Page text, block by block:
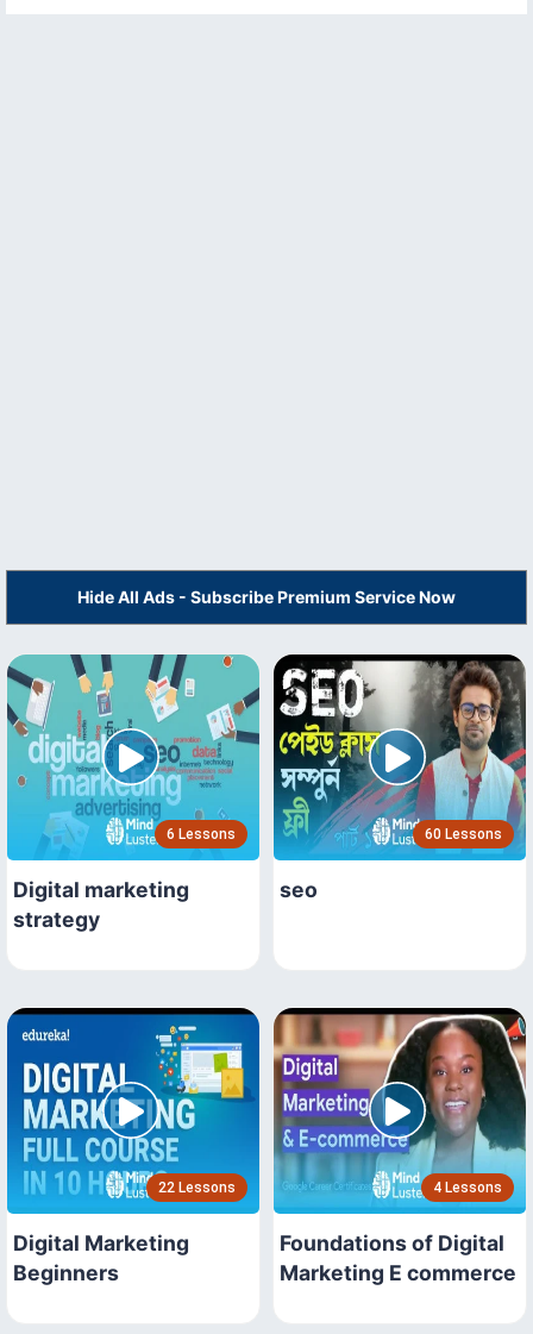
Hide All Ads - Subscribe Premium Service Now
6 Lessons
Digital marketing
strategy
60 Lessons
seo
22 Lessons
Digital Marketing
Beginners
4 Lessons
Foundations of Digital
Marketing E commerce